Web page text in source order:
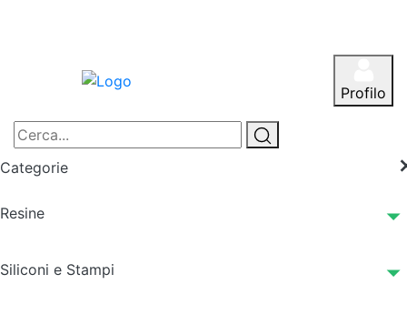
Profilo
Categorie
Resine
Siliconi e Stampi